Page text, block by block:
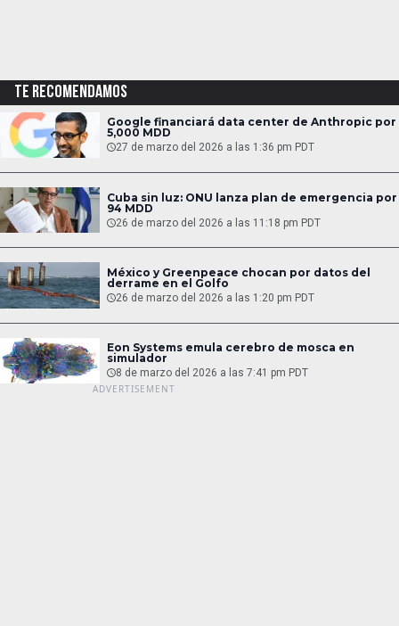
TE RECOMENDAMOS
Google financiará data center de Anthropic por
5,000 MDD
27 de marzo del 2026 a las 1:36 pm PDT
Cuba sin luz: ONU lanza plan de emergencia por
94 MDD
26 de marzo del 2026 a las 11:18 pm PDT
México y Greenpeace chocan por datos del
derrame en el Golfo
26 de marzo del 2026 a las 1:20 pm PDT
Eon Systems emula cerebro de mosca en
simulador
8 de marzo del 2026 a las 7:41 pm PDT